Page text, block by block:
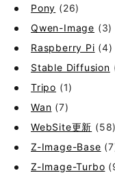
Pony (26)
Qwen-Image (3)
Raspberry Pi (4)
Stable Diffusion
Tripo (1)
Wan (7)
WebSite更新 (58)
Z-Image-Base
Z-Image-Turbo